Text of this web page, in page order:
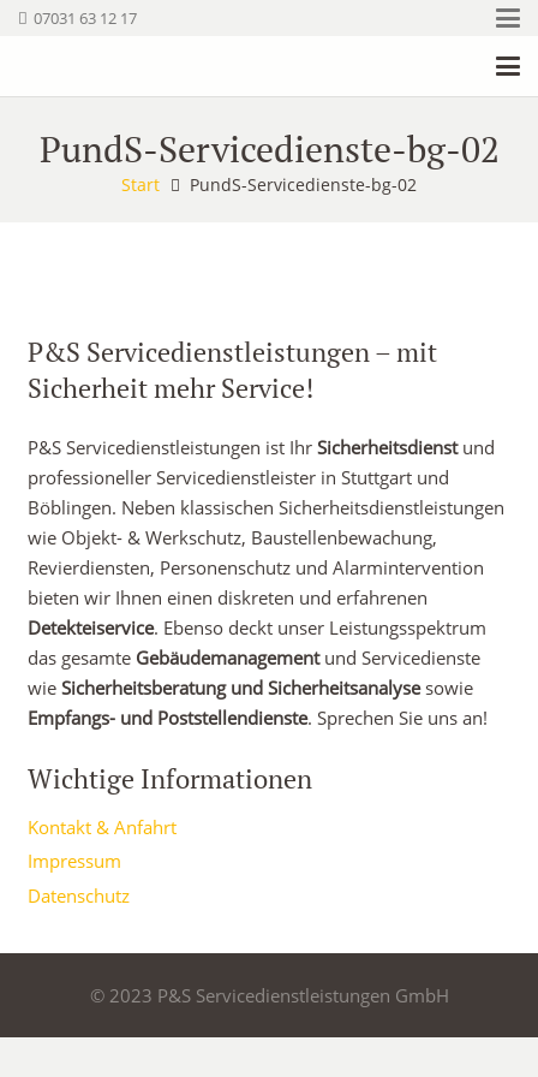
07031 63 12 17
PundS-Servicedienste-bg-02
Start PundS-Servicedienste-bg-02
P&S Servicedienstleistungen – mit
Sicherheit mehr Service!
P&S Servicedienstleistungen ist Ihr Sicherheitsdienstund
professioneller Servicedienstleister in Stuttgart und
Böblingen. Neben klassischen Sicherheitsdienstleistungen
wie Objekt- & Werkschutz, Baustellenbewachung,
Revierdiensten, Personenschutz und Alarmintervention
bieten wir Ihnen einen diskreten und erfahrenen
Detekteiservice. Ebenso deckt unser Leistungsspektrum
das gesamte Gebäudemanagementund Servicedienste
wie Sicherheitsberatung und Sicherheitsanalysesowie
Empfangs- und Poststellendienste. Sprechen Sie uns an!
Wichtige Informationen
Kontakt & Anfahrt
Impressum
Datenschutz
© 2023 P&S Servicedienstleistungen GmbH